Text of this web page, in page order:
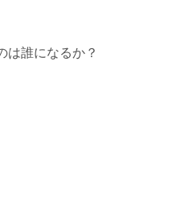
は誰になるか？